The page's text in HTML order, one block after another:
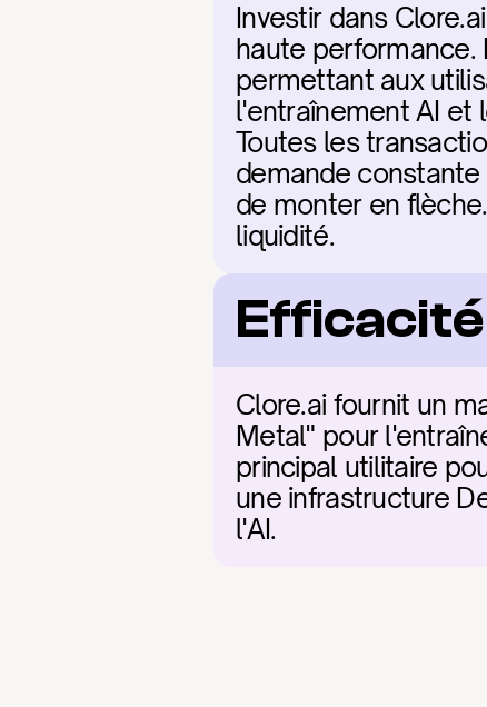
Investir dans
haute performance.
permettant aux
l'entraînement AI et
Toutes les
demande
de monter en
liquidité.
Clore.ai fournit un
Metal" pour
principal utilitaire
une infrastructure
l'AI.